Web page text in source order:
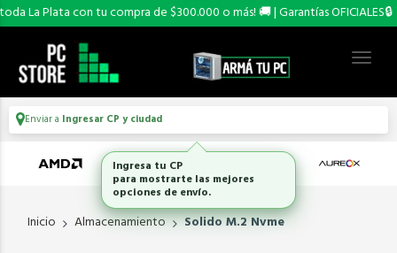
La Plata con tu compra de $300.000 o más! 🚚 | Garantías OFICIALES🔒
Enviar a Ingresar CP y ciudad
Inicio Almacenamiento Solido M.2 Nvme
Ingresa tu CP
para mostrarte las mejores
opciones de envío.